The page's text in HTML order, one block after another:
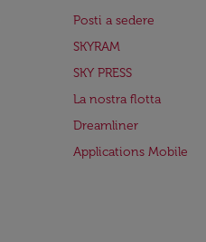
Posti a sedere
SKYRAM
SKY PRESS
La nostra flotta
Dreamliner
Applications Mobile